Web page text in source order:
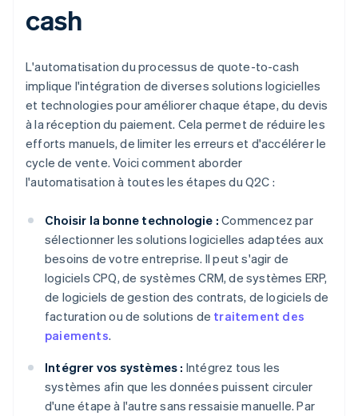
cash
L'automatisation du processus de quote-to-cash
implique l'intégration de diverses solutions logicielles
et technologies pour améliorer chaque étape, du devis
à la réception du paiement. Cela permet de réduire les
efforts manuels, de limiter les erreurs et d'accélérer le
cycle de vente. Voici comment aborder
l'automatisation à toutes les étapes du Q2C :
Choisir la bonne technologie : Commencez par
sélectionner les solutions logicielles adaptées aux
besoins de votre entreprise. Il peut s'agir de
logiciels CPQ, de systèmes CRM, de systèmes ERP,
de logiciels de gestion des contrats, de logiciels de
facturation ou de solutions de traitement des
paiements.
Intégrer vos systèmes : Intégrez tous les
systèmes afin que les données puissent circuler
d'une étape à l'autre sans ressaisie manuelle. Par